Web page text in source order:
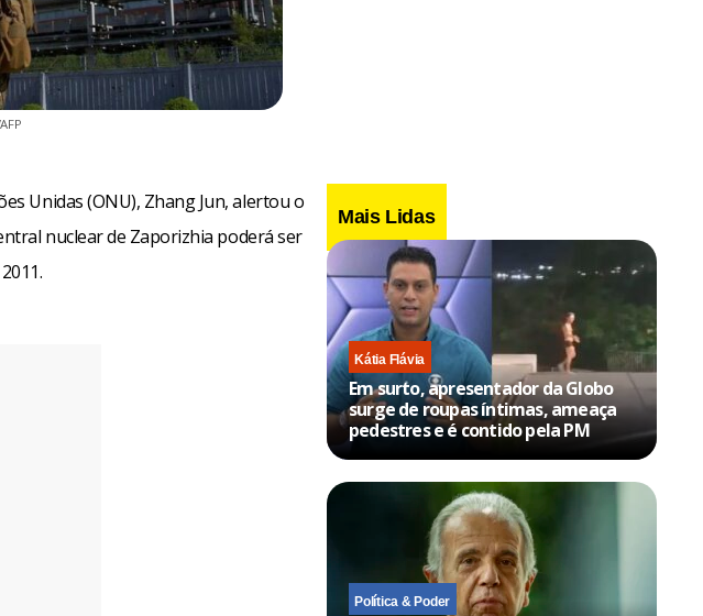
Unidas (ONU), Zhang Jun, alertou o
nuclear de Zaporizhia poderá ser
Mais Lidas
Kátia Flávia
Em surto, apresentador da Globo
surge de roupas íntimas, ameaça
pedestres e é contido pela PM
Política & Poder